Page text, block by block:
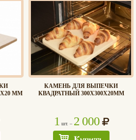
ММ
КАМЕНЬ ДЛЯ ВЫПЕЧКИ
КВАДРАТНЫЙ 300Х300Х20ММ
1 шт. – 2 000